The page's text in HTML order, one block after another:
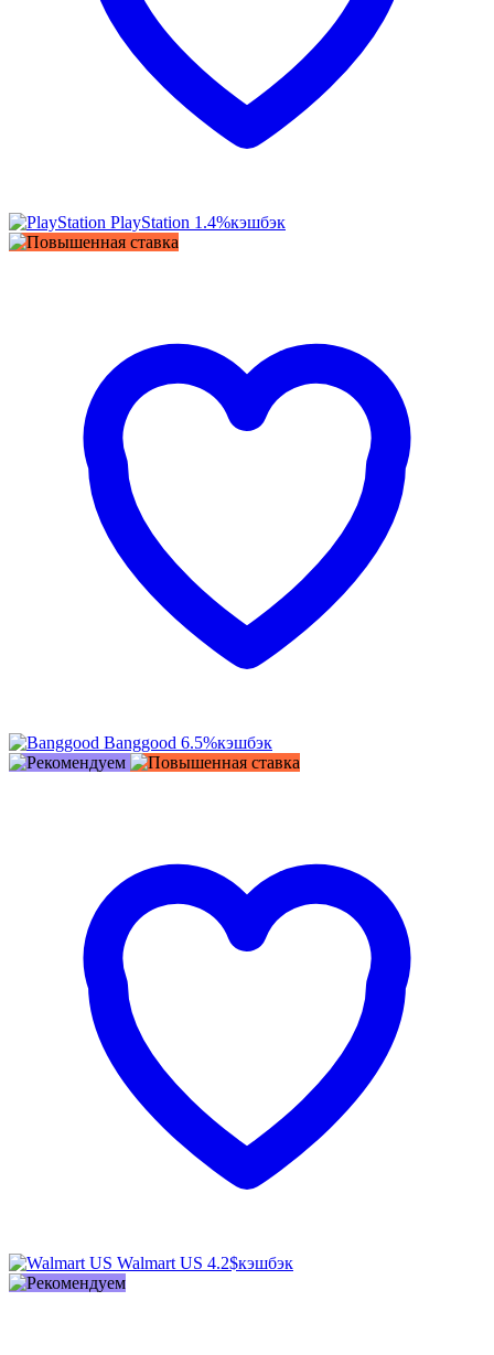
PlayStation 1.4%кэшбэк
Banggood 6.5%кэшбэк
Walmart US 4.2$кэшбэк